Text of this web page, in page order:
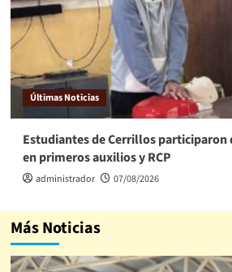
Últimas Noticias
Estudiantes de Cerrillos participaron
en primeros auxilios y RCP
administrador 07/08/2026
Más Noticias